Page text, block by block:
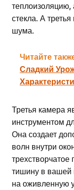
теплоизоляцию,
стекла. А
шума.
Читайте
Сладкий
Третья камера
инструментом
Она создает
волн внутри
трехстворчатое
тишину в вашей
на оживленную